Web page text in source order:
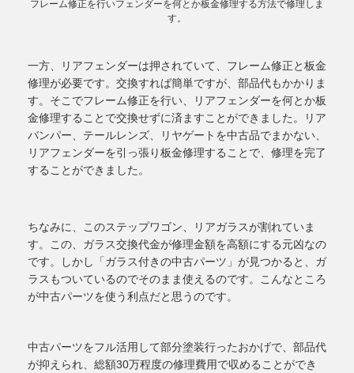
フレーム修正を行いフェンダーを何とか板金修理する方法で修理しま
す。
一方、リアフェンダーは押されていて、フレーム修正と板金
修理が必要です。交換すれば簡単ですが、部品代もかかりま
す。そこでフレーム修正を行い、リアフェンダーを何とか板
金修理することで交換せずに済ますことができました。リア
バンパー、テールレンズ、リヤゲートを中古品でまかない、
リアフェンダーを引っ張り板金修理することで、修理を完了
することができました。
ちなみに、このステップワゴン、リアガラスが割れていま
す。この、ガラス交換代金が修理金額を高額にする元凶なの
です。しかし「ガラス付きの中古パーツ」が見つかると、ガ
ラスもついているのでそのまま使えるのです。こんなところ
が中古パーツを使う利点だと思うのです。
中古パーツをフル活用して部分塗装行ったおかげで、部品代
が抑えられ、総額30万程度の修理費用で収めることができ